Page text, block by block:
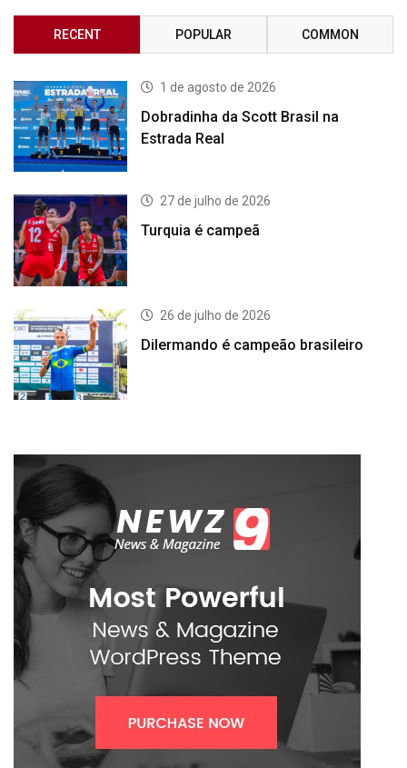
RECENT POPULAR COMMON
1 de agosto de 2026
Dobradinha da Scott Brasil na
Estrada Real
27 de julho de 2026
Turquia é campeã
26 de julho de 2026
Dilermando é campeão brasileiro